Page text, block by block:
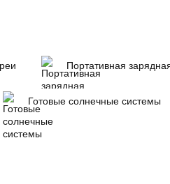
Портативная
Готовые солнечные системы